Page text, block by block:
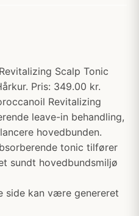
Scalp Tonic
Pris: 349.00 kr.
Revitalizing
leave-in behandling,
hovedbunden.
tonic tilfører
sundt hovedbundsmiljø
side kan være genereret